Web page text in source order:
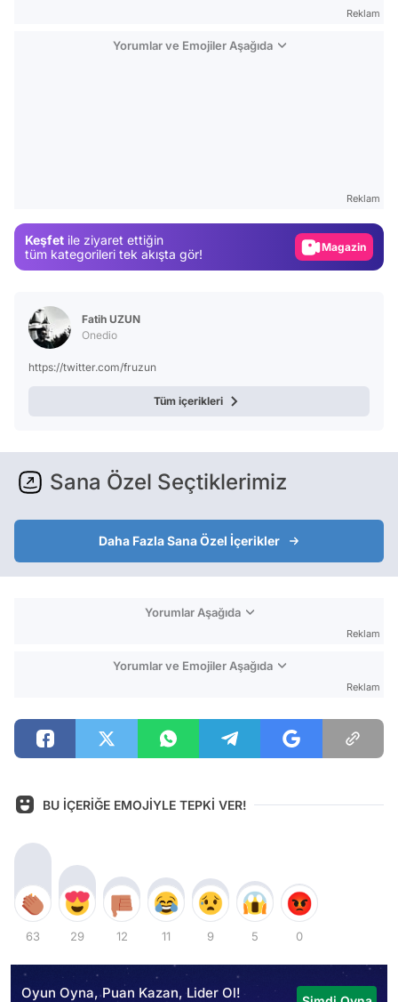
Reklam
Yorumlar ve Emojiler Aşağıda
Reklam
Keşfet ile ziyaret ettiğin
tüm kategorileri tek akışta gör!
Magazin
Fatih UZUN
Onedio
https://twitter.com/fruzun
Tüm içerikleri
Sana Özel Seçtiklerimiz
Daha Fazla Sana Özel İçerikler
Yorumlar Aşağıda
Reklam
Yorumlar ve Emojiler Aşağıda
Reklam
BU İÇERİĞE EMOJİYLE TEPKİ VER!
63 29 12 11 9 5 0
Oyun Oyna, Puan Kazan, Lider Ol!